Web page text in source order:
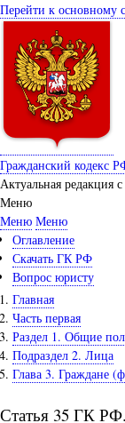
Перейти к основному
Гражданский кодекс
Актуальная редакция
Меню
Меню Меню
Оглавление
Скачать ГК РФ
Вопрос юристу
Главная
Часть первая
Раздел 1. Общие
Подраздел 2. Лица
Глава 3. Граждане
Статья 35 ГК